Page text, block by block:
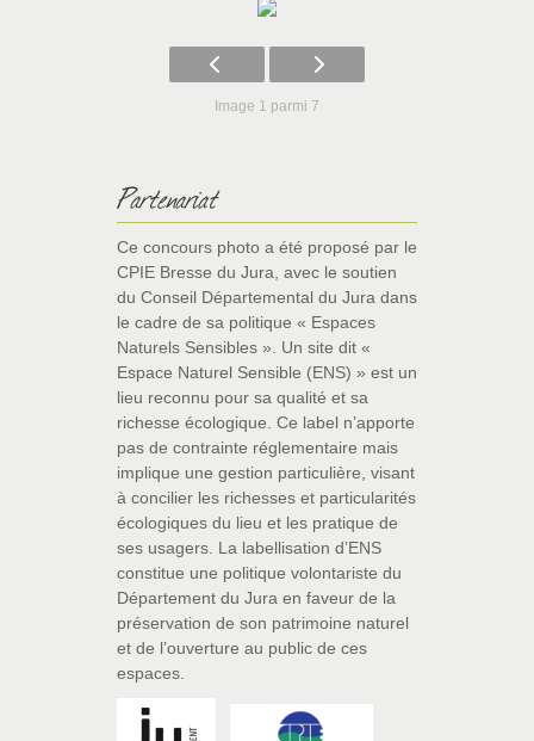
Image 1 parmi 7
Partenariat
Ce concours photo a été proposé par le
CPIE Bresse du Jura, avec le soutien
du Conseil Départemental du Jura dans
le cadre de sa politique « Espaces
Naturels Sensibles ». Un site dit «
Espace Naturel Sensible (ENS) » est un
lieu reconnu pour sa qualité et sa
richesse écologique. Ce label n’apporte
pas de contrainte réglementaire mais
implique une gestion particulière, visant
à concilier les richesses et particularités
écologiques du lieu et les pratique de
ses usagers. La labellisation d’ENS
constitue une politique volontariste du
Département du Jura en faveur de la
préservation de son patrimoine naturel
et de l’ouverture au public de ces
espaces.